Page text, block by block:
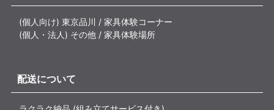
(個人向け) 東京品川 / 家具体験コーナー
(個人・法人) その他 / 家具体験場所
配送について